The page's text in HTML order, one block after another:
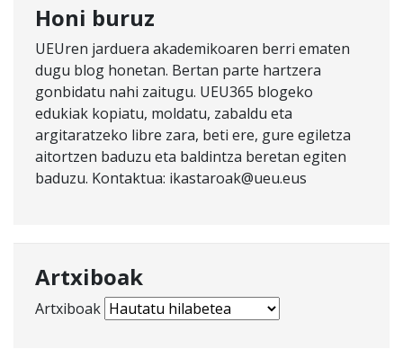
Honi buruz
UEUren jarduera akademikoaren berri ematen
dugu blog honetan. Bertan parte hartzera
gonbidatu nahi zaitugu. UEU365 blogeko
edukiak kopiatu, moldatu, zabaldu eta
argitaratzeko libre zara, beti ere, gure egiletza
aitortzen baduzu eta baldintza beretan egiten
baduzu. Kontaktua: ikastaroak@ueu.eus
Artxiboak
Artxiboak